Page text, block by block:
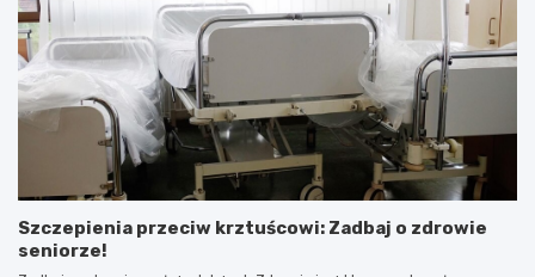
Szczepienia przeciw krztuścowi: Zadbaj o zdrowie
seniorze!